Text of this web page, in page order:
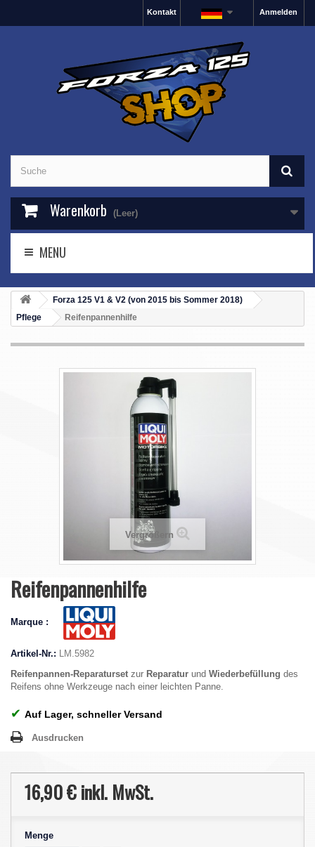
Anmelden
Kontakt
Warenkorb (Leer)
MENU
Forza 125 V1 & V2 (von 2015 bis Sommer 2018)
Pflege
Reifenpannenhilfe
Vergrößern
Reifenpannenhilfe
Marque :
Artikel-Nr.: LM.5982
Reifenpannen-Reparaturset zur Reparatur und Wiederbefüllung des
Reifens ohne Werkzeuge nach einer leichten Panne.
✔ Auf Lager, schneller Versand
Ausdrucken
16,90 €inkl. MwSt.
Menge